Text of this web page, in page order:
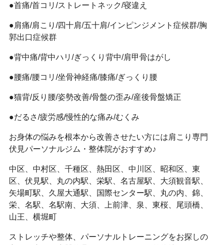
●首痛/首コリ/ストレートネック/寝違え
●肩痛/肩こり/四十肩/五十肩/インピンジメント症候群/胸
郭出口症候群
●背中痛/背中ハリ/ぎっくり背中/肩甲骨はがし
●腰痛/腰コリ/坐骨神経痛/膝痛/ぎっくり腰
●猫背/反り腰/姿勢改善/骨盤の歪み/産後骨盤矯正
●だるさ/疲労感/慢性的な痛み/むくみ
お身体の悩みを根本から改善させたい方には肩こり専門
伏見パーソナルジム・整体院がおすすめ♪
中区、中村区、千種区、熱田区、中川区、昭和区、東
区、伏見駅、丸の内駅、栄駅、名古屋駅、大須観音駅、
矢場町駅、久屋大通駅、国際センター駅、丸の内、錦、
栄、名駅、名駅南、大須、上前津、泉、東桜、尾頭橋、
山王、横堀町
ストレッチや整体、パーソナルトレーニングをお探しの